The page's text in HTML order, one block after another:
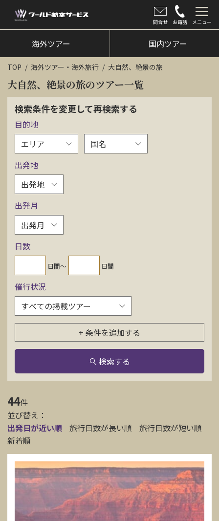
問合せ お電話 メニュー
海外ツアー
国内ツアー
クルーズツアー
ツアー催行状況
旅のひろば
イベント
新着情報
会社情報
資料請求
電話にてお問い合わせ
検索
海外ツアー 国内ツアー
TOP 海外ツアー・海外旅行 大自然、絶景の旅
大自然、絶景の旅のツアー一覧
検索条件を変更して再検索する
目的地
出発地
出発月
日数
日間〜 日間
催行状況
+ 条件を追加する
検索する
44件
並び替え：
出発日が近い順
旅行日数が長い順
旅行日数が短い順
新着順